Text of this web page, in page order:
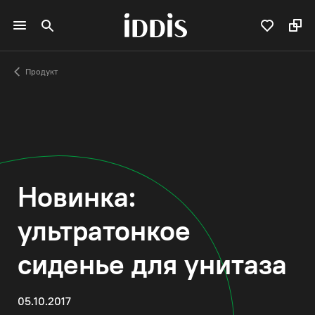
Продукт
Новинка:
ультратонкое
сиденье для унитаза
05.10.2017